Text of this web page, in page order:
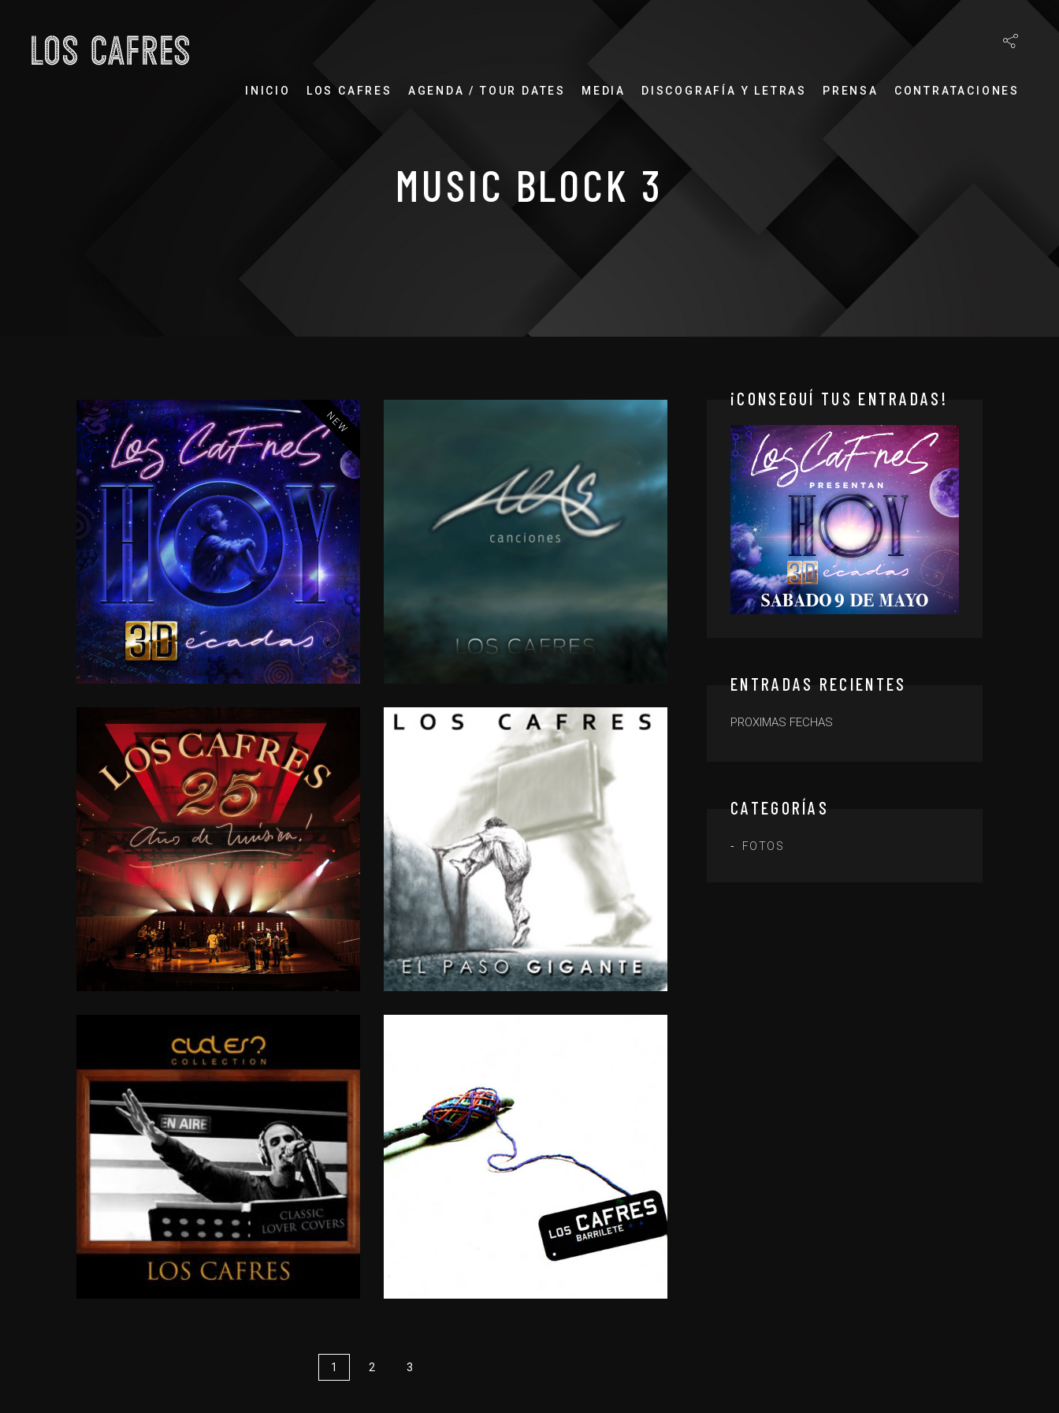
INICIO LOS CAFRES AGENDA / TOUR DATES MEDIA DISCOGRAFÍA Y LETRAS PRENSA CONTRATACIONES
MUSIC BLOCK 3
HOY3DÉCADAS–VOL.1
2019
NEW
CANCIONES
25AÑOSDEMÚSICA ELPASOGIGANTE
2011
CLASSICLOVERCOVERS
1 2 3
¡CONSEGUÍ TUS ENTRADAS!
ENTRADAS RECIENTES
PROXIMAS FECHAS
CATEGORÍAS
FOTOS